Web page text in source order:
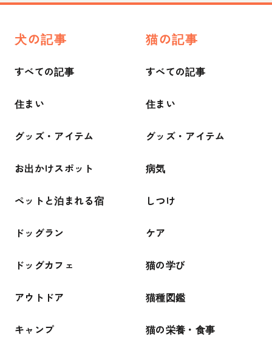
犬の記事
すべての記事
住まい
グッズ・アイテム
お出かけスポット
ペットと泊まれる宿
ドッグラン
ドッグカフェ
アウトドア
キャンプ
猫の記事
すべての記事
住まい
グッズ・アイテム
病気
しつけ
ケア
猫の学び
猫種図鑑
猫の栄養・食事